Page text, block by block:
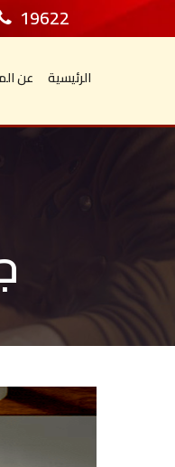
19622
الرئيسية عن